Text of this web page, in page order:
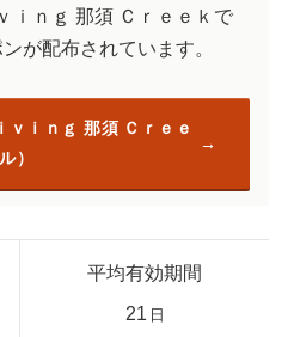
ｉｎｇ 那須 Ｃｒｅｅｋで
が配布されています。
ｖｉｎｇ 那須 Ｃｒｅｅ
）
平均有効期間
21 日